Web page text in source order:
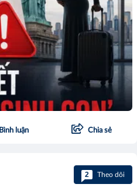
Bình luận Chia sẻ
2 Theo dõi